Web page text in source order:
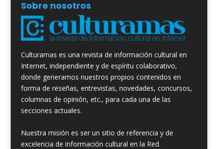
Sobre nosotros
Culturamas es una revista de información cultural en
Internet, independiente y de espíritu colaborativo,
donde generamos nuestros propios contenidos en
forma de reseñas, entrevistas, novedades, concursos,
columnas de opinión, etc., para cada una de las
secciones actuales.
Nuestra misión es ser un sitio de referencia y de
excelencia de información cultural en la Red.